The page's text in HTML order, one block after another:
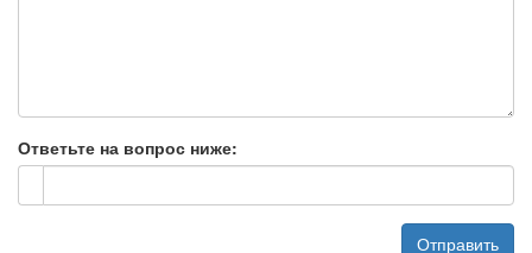
Ответьте на вопрос ниже:
Отправить